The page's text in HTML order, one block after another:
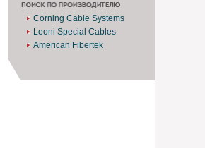
Corning Cable Systems
Leoni Special Cables
American Fibertek